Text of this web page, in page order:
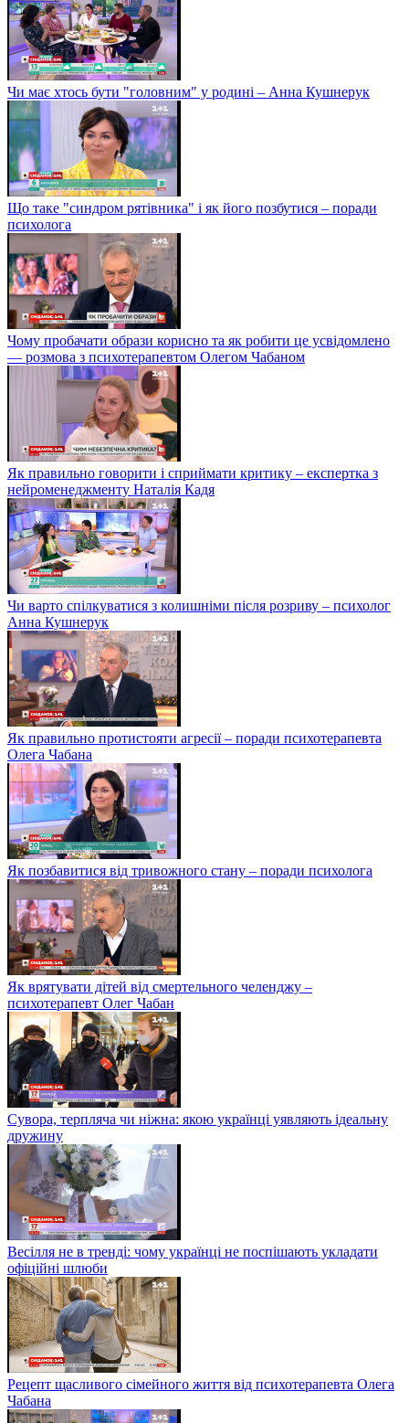
Чи має хтось бути "головним" у родині – Анна Кушнерук
Що таке "синдром рятівника" і як його позбутися – поради
психолога
Чому пробачати образи корисно та як робити це усвідомлено
— розмова з психотерапевтом Олегом Чабаном
Як правильно говорити і сприймати критику – експертка з
нейроменеджменту Наталія Кадя
Чи варто спілкуватися з колишніми після розриву – психолог
Анна Кушнерук
Як правильно протистояти агресії – поради психотерапевта
Олега Чабана
Як позбавитися від тривожного стану – поради психолога
Як врятувати дітей від смертельного челенджу –
психотерапевт Олег Чабан
Сувора, терпляча чи ніжна: якою українці уявляють ідеальну
дружину
Весілля не в тренді: чому українці не поспішають укладати
офіційні шлюби
Рецепт щасливого сімейного життя від психотерапевта Олега
Чабана